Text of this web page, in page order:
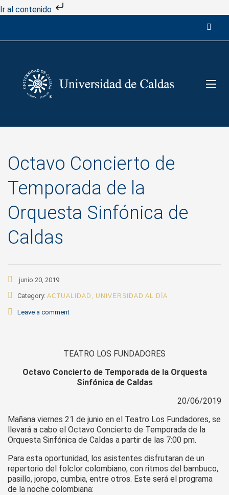
Ir al contenido
Octavo Concierto de
Temporada de la
Orquesta Sinfónica de
Caldas
junio 20, 2019
Category: ACTUALIDAD , UNIVERSIDAD AL DÍA
Leave a comment
TEATRO LOS FUNDADORES
Octavo Concierto de Temporada de la Orquesta
Sinfónica de Caldas
20/06/2019
Mañana viernes 21 de junio en el Teatro Los Fundadores, se
llevará a cabo el Octavo Concierto de Temporada de la
Orquesta Sinfónica de Caldas a partir de las 7:00 pm.
Para esta oportunidad, los asistentes disfrutaran de un
repertorio del folclor colombiano, con ritmos del bambuco,
pasillo, joropo, cumbia, entre otros. Este será el programa
de la noche colombiana: